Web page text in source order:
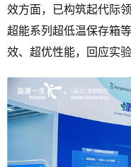
效方面，已构筑起代际
超能系列超低温保存箱
效、超优性能，回应实